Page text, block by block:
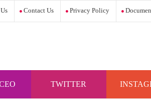
Contact Us Privacy Policy
TWITTER